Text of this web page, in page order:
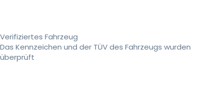
Verifiziertes Fahrzeug
Das Kennzeichen und der TÜV des Fahrzeugs wurden
überprüft